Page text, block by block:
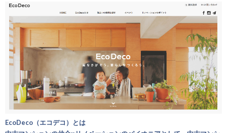
EcoDeco（エコデコ）とは